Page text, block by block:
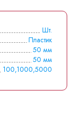
Шт.
Пластик
50 мм
50 мм
100,1000,5000